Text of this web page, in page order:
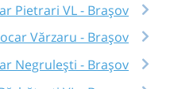
Pietrari VL - Brașov
Vărzaru - Brașov
Negrulești - Brașov